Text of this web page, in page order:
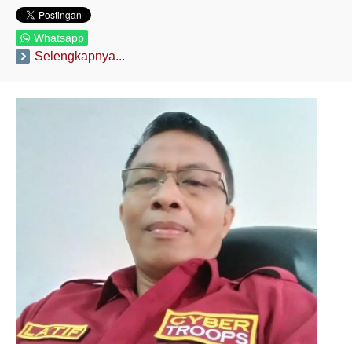
Whatsapp
Selengkapnya...